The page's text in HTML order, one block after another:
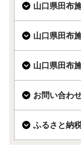
山口県田布
山口県田布
山口県田布
お問い合わ
ふるさと納